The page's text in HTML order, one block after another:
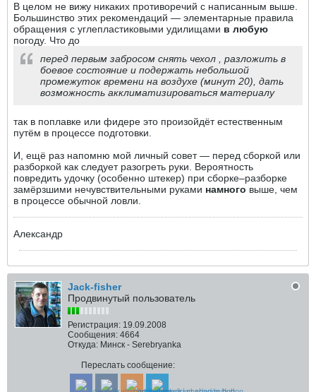
В целом не вижу никаких противоречий с написанным выше.
Большинство этих рекомендаций — элементарные правила
обращения с углепластиковыми удилищами в любую
погоду. Что до
перед первым забросом снять чехол , разложить в
боевое состояние и подержать небольшой
промежуток времени на воздухе (минут 20), дать
возможность акклиматизироваться материалу
так в поплавке или фидере это произойдёт естественным
путём в процессе подготовки.
И, ещё раз напомню мой личный совет — перед сборкой или
разборкой как следует разогреть руки. Вероятность
повредить удочку (особенно штекер) при сборке–разборке
замёрзшими нечувствительными руками намного выше, чем
в процессе обычной ловли.
Александр
Jack-fisher
Продвинутый пользователь
Регистрация: 19.09.2008
Сообщения: 4664
Откуда: Минск - Serebryanka
Переслать сообщение: